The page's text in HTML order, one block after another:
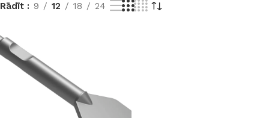
Rādīt 9 12 18 24